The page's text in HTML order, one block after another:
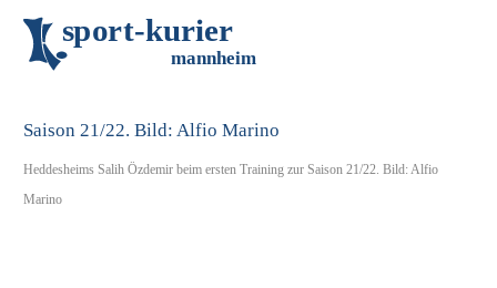
sport-kurier
mannheim
Heddesheims Salih Özdemir beim ersten Training zur Saison 21/22. Bild: Alfio
Marino